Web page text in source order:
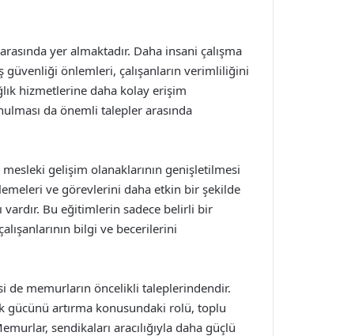
yer almaktadır. Daha insani çalışma
güvenliği önlemleri, çalışanların verimliliğini
hizmetlerine daha kolay erişim
da önemli talepler arasında
gelişim olanaklarının genişletilmesi
ve görevlerini daha etkin bir şekilde
Bu eğitimlerin sadece belirli bir
bilgi ve becerilerini
de memurların öncelikli taleplerindendir.
gücünü artırma konusundaki rolü, toplu
sendikaları aracılığıyla daha güçlü